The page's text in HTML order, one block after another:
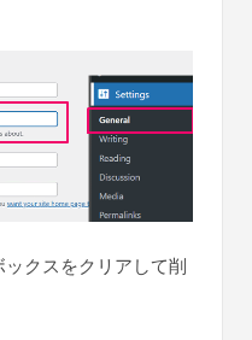
クスをクリアして削